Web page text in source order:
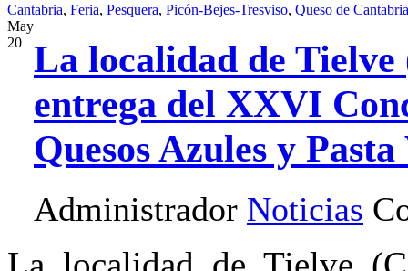
Cantabria, Feria, Pesquera, Picón-Bejes-Tresviso, Queso de Cantabria
May
20
La localidad de Tielve
entrega del XXVI
Quesos Azules y Pasta
Administrador Noticias